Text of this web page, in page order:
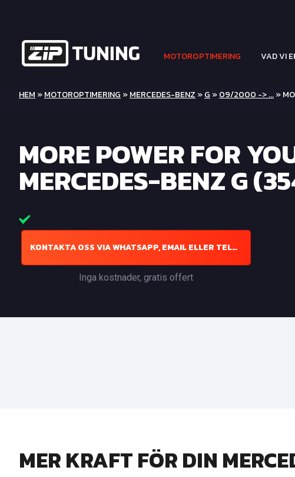
MOTOROPTIMERING VAD VI
HEM »MOTOROPTIMERING »MERCEDES-BENZ »G »09/2000 -> ...»
MORE POWER FOR
MERCEDES-BENZ G
KONTAKTA OSS VIA WHATSAPP, EMAIL ELLER TELEFON
Inga kostnader, gratis offert
MER KRAFT FÖR DIN